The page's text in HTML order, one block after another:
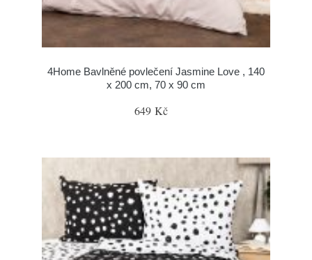
4Home Bavlněné povlečení Jasmine Love , 140
x 200 cm, 70 x 90 cm
649 Kč